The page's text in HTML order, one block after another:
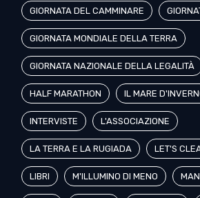
GIORNATA DEL CAMMINARE
GIORNATA MONDIALE DELLA TERRA
GIORNATA NAZIONALE DELLA LEGALITÀ
HALF MARATHON IL MARE
INTERVISTE L'ASSOCIAZIONE
LA TERRA E LA RUGIADA LET'S
LIBRI M'ILLUMINO DI MENO